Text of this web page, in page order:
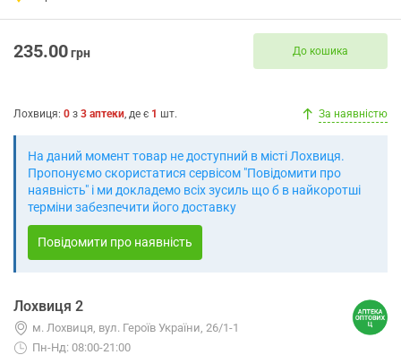
235.00грн До кошика
Лохвиця: 0 з 3 аптеки, де є 1 шт. За наявністю
На даний момент товар не доступний в місті Лохвиця.
Пропонуємо скористатися сервісом "Повідомити про
наявність" і ми докладемо всіх зусиль що б в найкоротші
терміни забезпечити його доставку
Повідомити про наявність
Лохвиця 2
м. Лохвиця, вул. Героїв України, 26/1-1
Пн-Нд: 08:00-21:00